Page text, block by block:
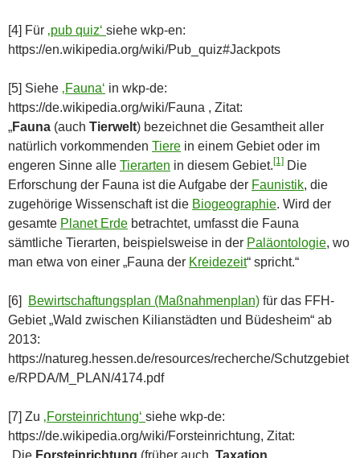
[4] Für ‚pub quiz‘ siehe wkp-en:
https://en.wikipedia.org/wiki/Pub_quiz#Jackpots
[5] Siehe ‚Fauna‘ in wkp-de:
https://de.wikipedia.org/wiki/Fauna , Zitat:
„Fauna (auch Tierwelt) bezeichnet die Gesamtheit aller
natürlich vorkommenden Tiere in einem Gebiet oder im
engeren Sinne alle Tierarten in diesem Gebiet. [1] Die
Erforschung der Fauna ist die Aufgabe der Faunistik, die
zugehörige Wissenschaft ist die Biogeographie. Wird der
gesamte Planet Erde betrachtet, umfasst die Fauna
sämtliche Tierarten, beispielsweise in der Paläontologie, wo
man etwa von einer „Fauna der Kreidezeit“ spricht.“
[6] Bewirtschaftungsplan (Maßnahmenplan) für das FFH-
Gebiet „Wald zwischen Kilianstädten und Büdesheim“ ab
2013:
https://natureg.hessen.de/resources/recherche/Schutzgebiet
e/RPDA/M_PLAN/4174.pdf
[7] Zu ‚Forsteinrichtung‘ siehe wkp-de:
https://de.wikipedia.org/wiki/Forsteinrichtung, Zitat:
„Die Forsteinrichtung (früher auch Taxation